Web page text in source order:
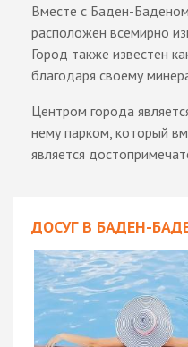
Вместе с Баден-
расположен всемирно
Город также известен
благодаря своему
Центром города
нему парком, который
является
ДОСУГ В БАДЕН-